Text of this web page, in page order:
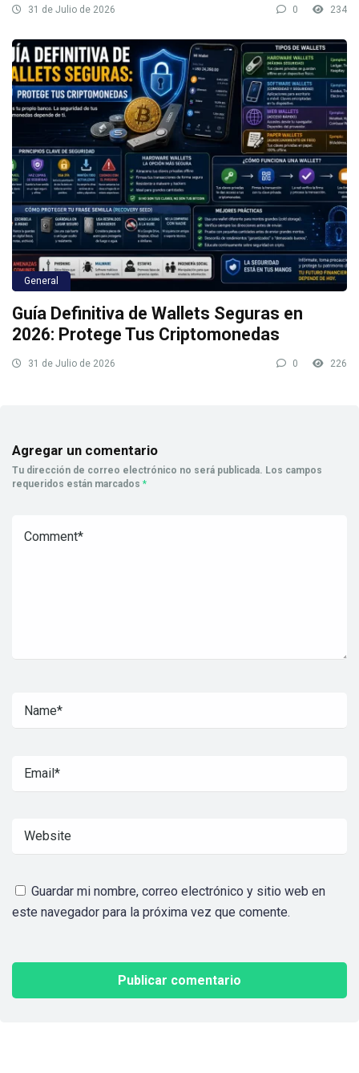
31 de Julio de 2026 0 234
General
Guía Definitiva de Wallets Seguras en
2026: Protege Tus Criptomonedas
31 de Julio de 2026 0 226
Agregar un comentario
Tu dirección de correo electrónico no será publicada. Los campos
requeridos están marcados *
Guardar mi nombre, correo electrónico y sitio web en
este navegador para la próxima vez que comente.